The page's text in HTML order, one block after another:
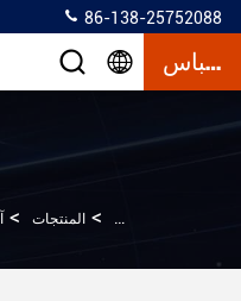
86-138-25752088
إقتباس
المنزل > المنتجات >